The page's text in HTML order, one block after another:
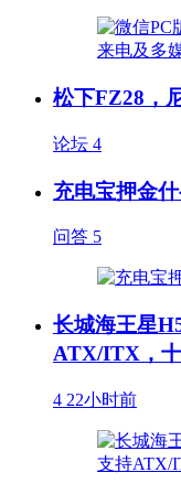
松下FZ28，
论坛 4
充电宝押金
问答 5
长城海王星
ATX/ITX，
4 22小时前